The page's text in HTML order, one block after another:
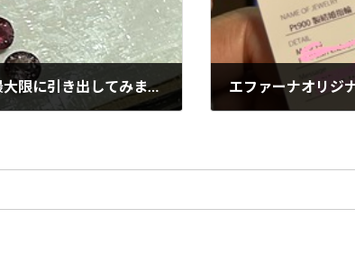
まずは素材をじっくりと眺め、その魅力を最大限に引き出してみますっ。